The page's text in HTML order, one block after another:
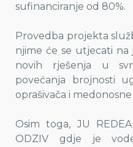
sufinanciranje od 80%.
Provedba projekta
njime će se utjecati na
novih rješenja u
povećanja brojnosti
oprašivača i
Osim toga, JU
ODZIV gdje je